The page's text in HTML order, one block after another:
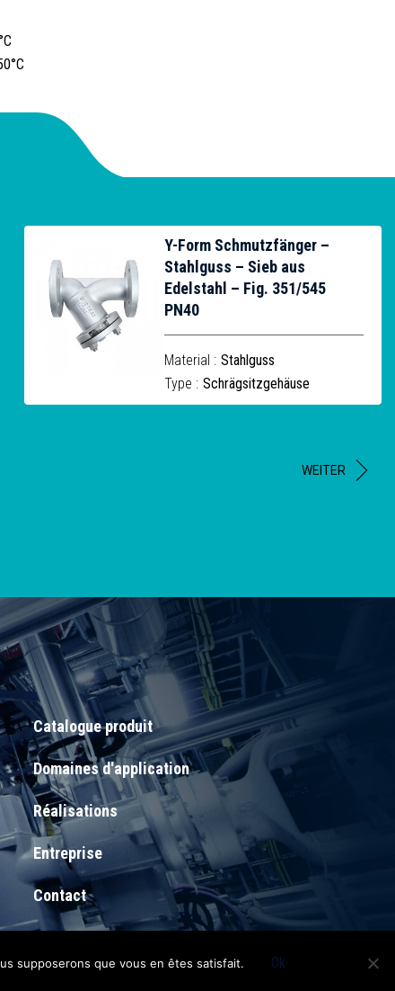
Y-Form Schmutzfänger –
Stahlguss – Sieb aus
Edelstahl – Fig. 351/545
PN40
Material : Stahlguss
Type : Schrägsitzgehäuse
WEITER
Catalogue produit
Domaines d'application
Réalisations
Entreprise
Contact
supposerons que vous en êtes satisfait. Ok